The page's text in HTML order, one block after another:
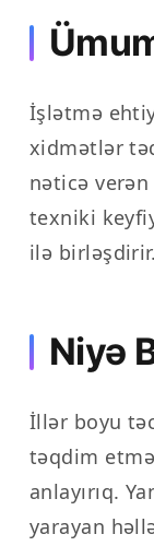
İşlətmə
xidmətlər
nəticə
texniki
ilə birləşdirir.
Niyə
İllər boyu
təqdim
anlayırıq.
yarayan